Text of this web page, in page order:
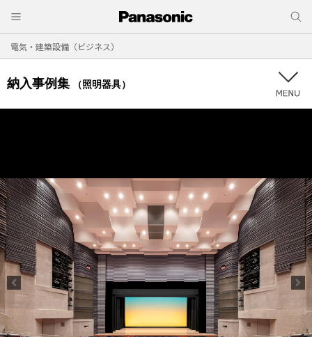
電気・建築設備（ビジネス）
納入事例集 （照明器具）